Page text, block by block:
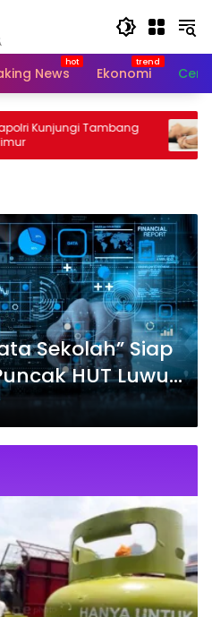
News Ekonomi
Kunjungi Tambang
Bisa
Sekolah” Siap
HUT Luwu